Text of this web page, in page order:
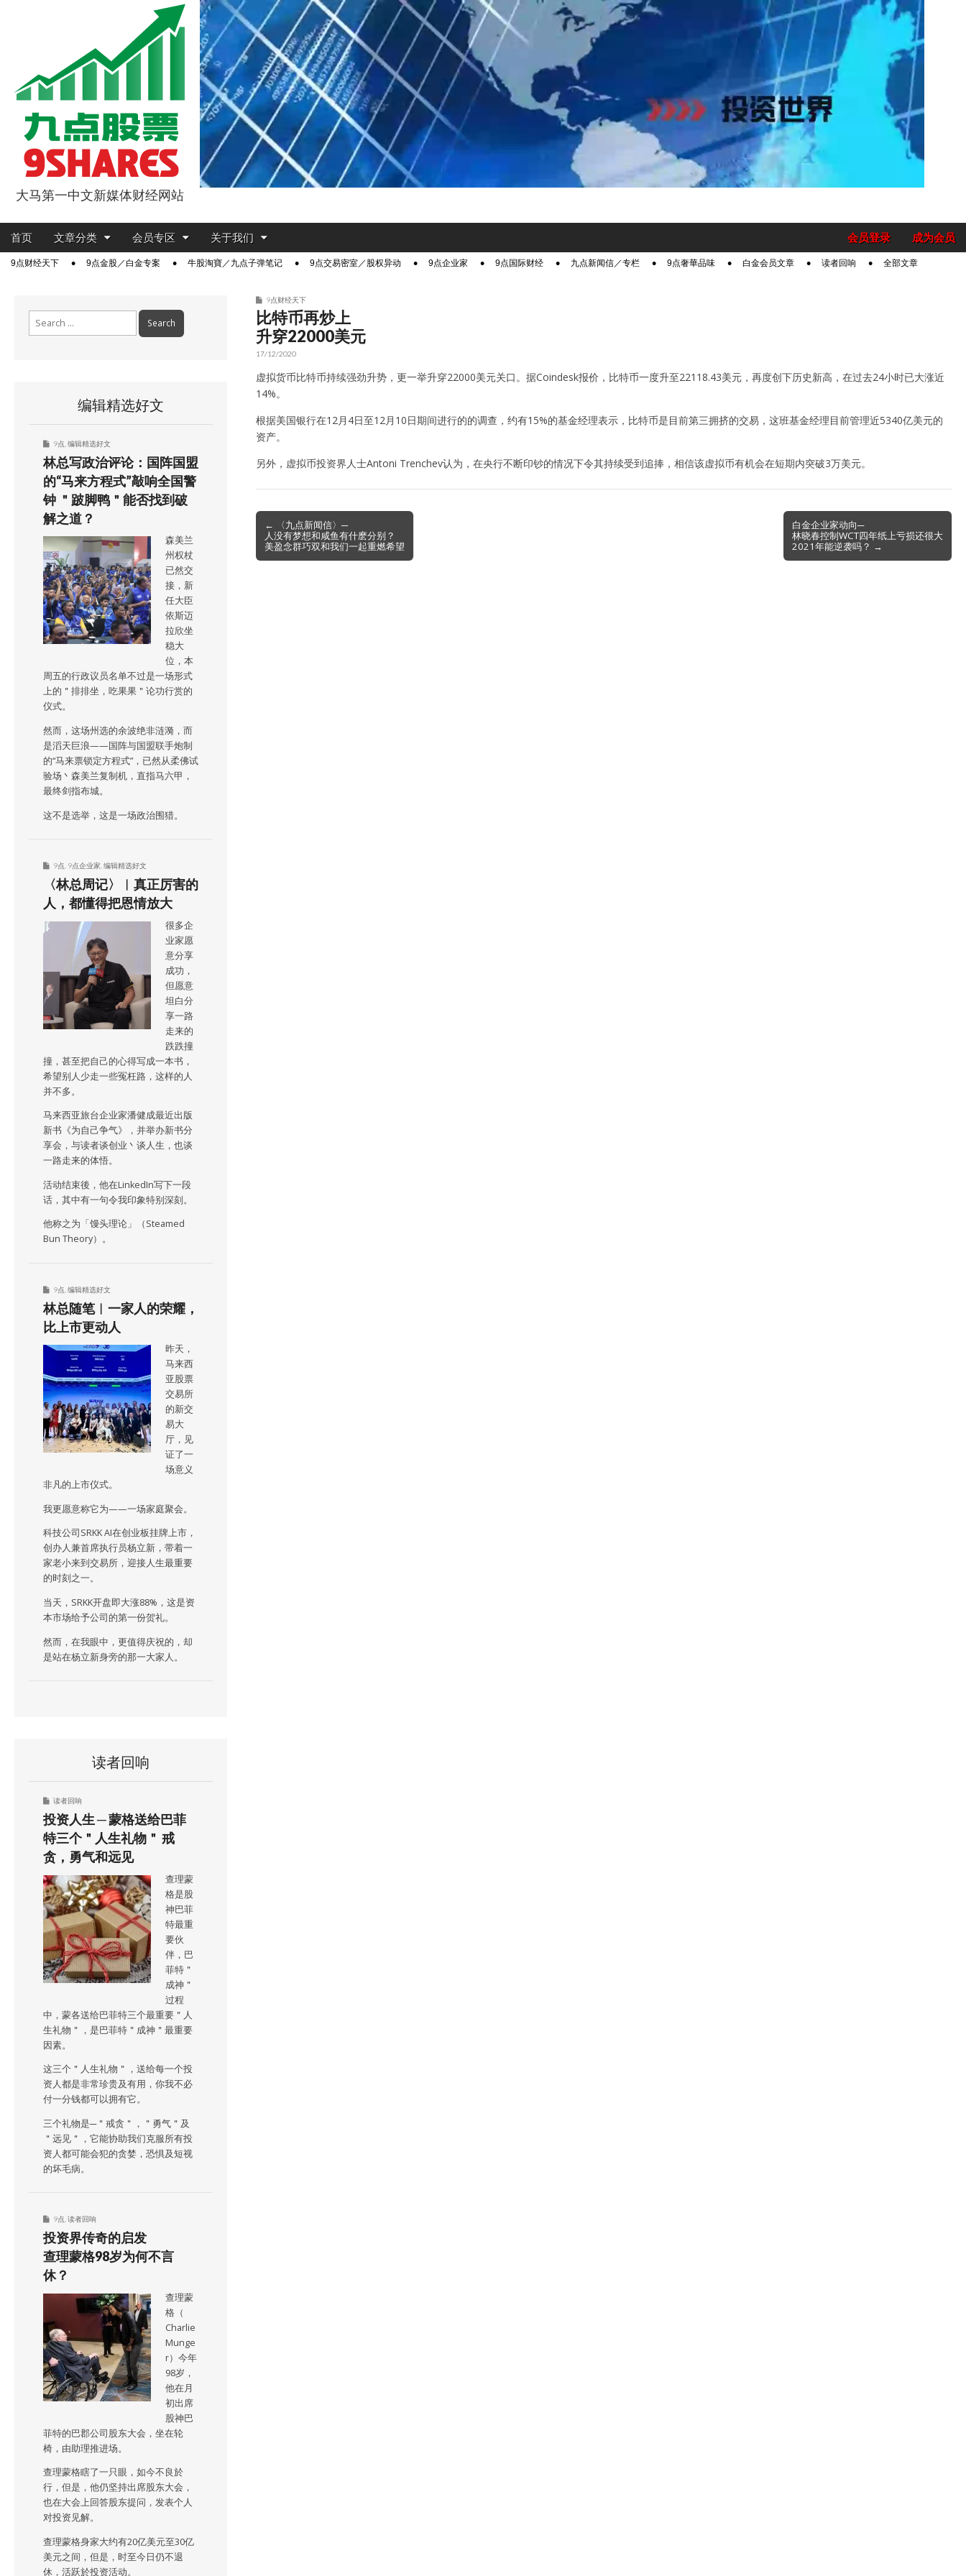
9点股票
大马第一中文新媒体财经网站
Main
Skip
content
首页 文章分类 会员专区 关于我们 成为会员
会员登录
Sub9点财经天下 9点金股／白金专案 牛股淘寶／九点子弹笔记 9点交易密室／股权异动 9点企业家 9点国际财经 九点新闻信／专栏 9点奢華品味 白金会员文章 读者回响 全部文章
9点财经天下
比特币再炒上
升穿22000美元
17/12/2020
虚拟货币比特币持续强劲升势，更一举升穿22000美元关口。据Coindesk报价，比特币一度升至22118.43美元，再度创下历史新高，在过去24小时已大涨近
14%。
根据美国银行在12月4日至12月10日期间进行的的调查，约有15%的基金经理表示，比特币是目前第三拥挤的交易，这班基金经理目前管理近5340亿美元的
资产。
另外，虚拟币投资界人士Antoni Trenchev认为，在央行不断印钞的情况下令其持续受到追捧，相信该虚拟币有机会在短期内突破3万美元。
navigation
← 〈九点新闻信〉─
人没有梦想和咸鱼有什麽分别？
美盈念群巧双和我们一起重燃希望
白金企业家动向─
林晓春控制WCT四年纸上亏损还很大
2021年能逆袭吗？ →
编辑精选好文
9点 编辑精选好文
林总写政治评论：国阵国盟
的“马来方程式”敲响全国警
钟 ＂跛脚鸭＂能否找到破
解之道？
森美兰
州权杖
已然交
接，新
任大臣
依斯迈
拉欣坐
稳大
位，本
周五的行政议员名单不过是一场形式
上的＂排排坐，吃果果＂论功行赏的
仪式。
然而，这场州选的余波绝非涟漪，而
是滔天巨浪——国阵与国盟联手炮制
的“马来票锁定方程式”，已然从柔佛试
验场丶森美兰复制机，直指马六甲，
最终剑指布城。
这不是选举，这是一场政治围猎。
9点 9点企业家 编辑精选好文
〈林总周记〉︱真正厉害的
人，都懂得把恩情放大
很多企
业家愿
意分享
成功，
但愿意
坦白分
享一路
走来的
跌跌撞
撞，甚至把自己的心得写成一本书，
希望别人少走一些冤枉路，这样的人
并不多。
马来西亚旅台企业家潘健成最近出版
新书《为自己争气》，并举办新书分
享会，与读者谈创业丶谈人生，也谈
一路走来的体悟。
活动结束後，他在LinkedIn写下一段
话，其中有一句令我印象特别深刻。
他称之为「馒头理论」（Steamed
Bun Theory）。
9点 编辑精选好文
林总随笔︱一家人的荣耀，
比上市更动人
昨天，
马来西
亚股票
交易所
的新交
易大
厅，见
证了一
场意义
非凡的上市仪式。
我更愿意称它为——一场家庭聚会。
科技公司SRKK AI在创业板挂牌上市，
创办人兼首席执行员杨立新，带着一
家老小来到交易所，迎接人生最重要
的时刻之一。
当天，SRKK开盘即大涨88%，这是资
本市场给予公司的第一份贺礼。
然而，在我眼中，更值得庆祝的，却
是站在杨立新身旁的那一大家人。
读者回响
读者回响
投资人生 ─ 蒙格送给巴菲
特三个＂人生礼物＂ 戒
贪，勇气和远见
查理蒙
格是股
神巴菲
特最重
要伙
伴，巴
菲特＂
成神＂
过程
中，蒙各送给巴菲特三个最重要＂人
生礼物＂，是巴菲特＂成神＂最重要
因素。
这三个＂人生礼物＂，送给每一个投
资人都是非常珍贵及有用，你我不必
付一分钱都可以拥有它。
三个礼物是─＂戒贪＂，＂勇气＂及
＂远见＂，它能协助我们克服所有投
资人都可能会犯的贪婪，恐惧及短视
的坏毛病。
9点 读者回响
投资界传奇的启发
查理蒙格98岁为何不言
休？
查理蒙
格（
Charlie
Munge
r）今年
98岁，
他在月
初出席
股神巴
菲特的巴郡公司股东大会，坐在轮
椅，由助理推进场。
查理蒙格瞎了一只眼，如今不良於
行，但是，他仍坚持出席股东大会，
也在大会上回答股东提问，发表个人
对投资见解。
查理蒙格身家大约有20亿美元至30亿
美元之间，但是，时至今日仍不退
休，活跃於投资活动。